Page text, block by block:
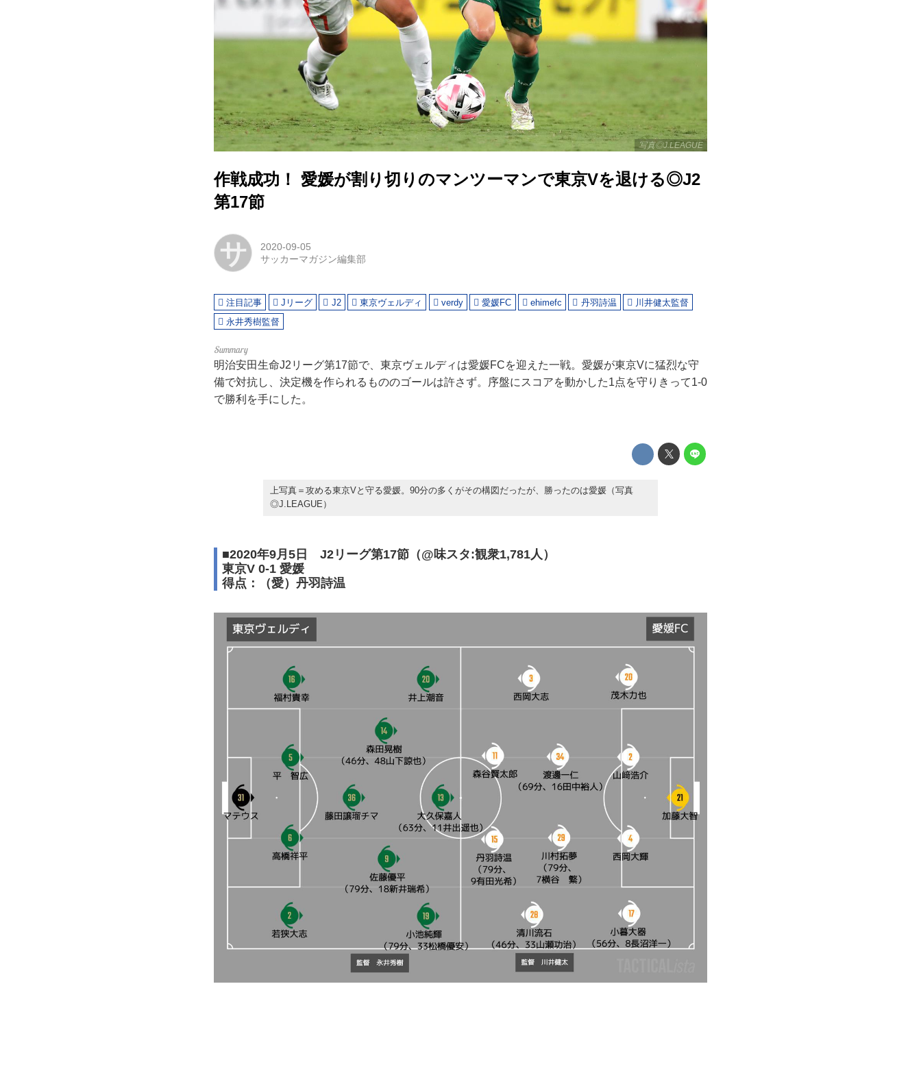
写真◎J.LEAGUE
作戦成功！ 愛媛が割り切りのマンツーマンで東京Vを退ける◎J2
第17節
サ
2020-09-05
サッカーマガジン編集部
注目記事 Jリーグ J2 東京ヴェルディ verdy 愛媛FC ehimefc 丹羽詩温
川井健太監督
永井秀樹監督
明治安田生命J2リーグ第17節で、東京ヴェルディは愛媛FCを迎えた一戦。愛媛が東京Vに猛烈な守
備で対抗し、決定機を作られるもののゴールは許さず。序盤にスコアを動かした1点を守りきって1-0
で勝利を手にした。
上写真＝攻める東京Vと守る愛媛。90分の多くがその構図だったが、勝ったのは愛媛（写真
◎J.LEAGUE）
■2020年9月5日 J2リーグ第17節（@味スタ:観衆1,781人）
東京V 0-1 愛媛
得点：（愛）丹羽詩温